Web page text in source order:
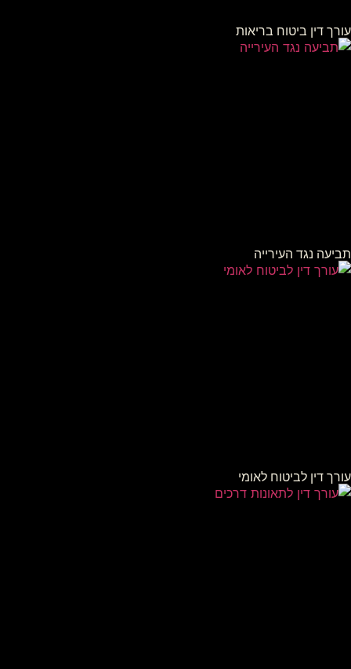
עורך דין ביטוח בריאות
תביעה נגד העירייה
עורך דין לביטוח לאומי